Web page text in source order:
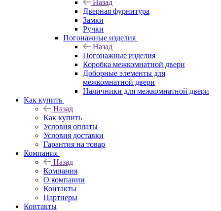
Назад
Дверная фурнитура
Замки
Ручки
Погонажные изделия
Назад
Погонажные изделия
Коробка межкомнатной двери
Доборные элементы для
межкомнатной двери
Наличники для межкомнатной двери
Как купить
Назад
Как купить
Условия оплаты
Условия доставки
Гарантия на товар
Компания
Назад
Компания
О компании
Контакты
Партнеры
Контакты